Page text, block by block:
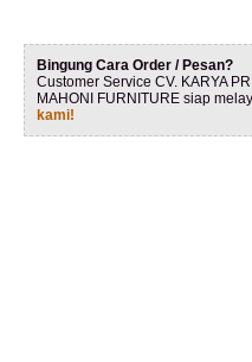
Bingung Cara Order / Pesan?
Customer Service CV. KARYA
MAHONI FURNITURE siap
kami!